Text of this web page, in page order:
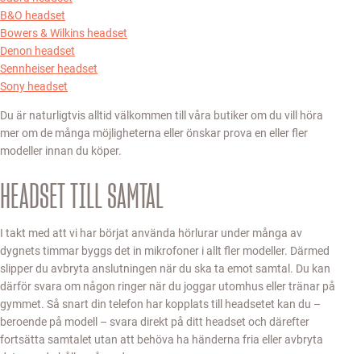
B&O headset
Bowers & Wilkins headset
Denon headset
Sennheiser headset
Sony headset
Du är naturligtvis alltid välkommen till våra butiker om du vill höra
mer om de många möjligheterna eller önskar prova en eller fler
modeller innan du köper.
HEADSET TILL SAMTAL
I takt med att vi har börjat använda hörlurar under många av
dygnets timmar byggs det in mikrofoner i allt fler modeller. Därmed
slipper du avbryta anslutningen när du ska ta emot samtal. Du kan
därför svara om någon ringer när du joggar utomhus eller tränar på
gymmet. Så snart din telefon har kopplats till headsetet kan du –
beroende på modell – svara direkt på ditt headset och därefter
fortsätta samtalet utan att behöva ha händerna fria eller avbryta